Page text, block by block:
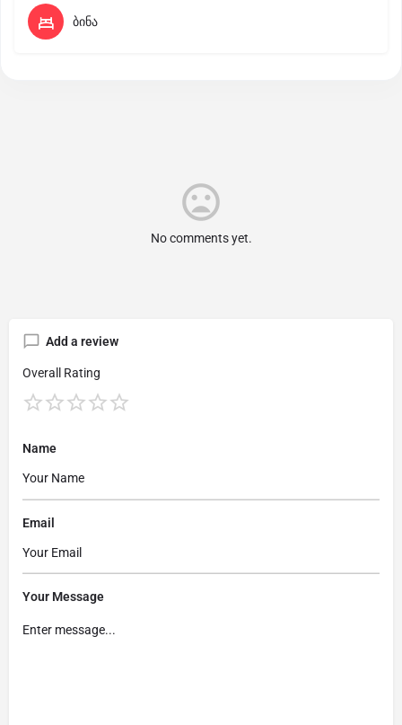
ბინა
No comments yet.
Add a review
Overall Rating
Name
Email
Your Message